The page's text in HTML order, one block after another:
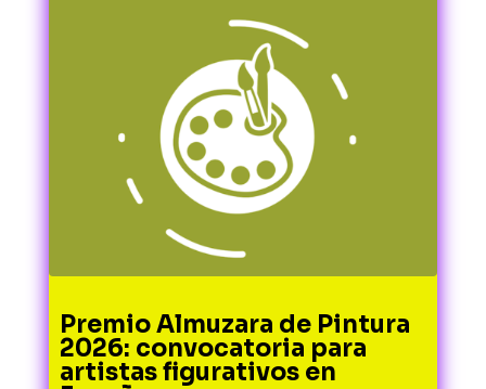
Premio Almuzara de Pintura
2026: convocatoria para
artistas figurativos en